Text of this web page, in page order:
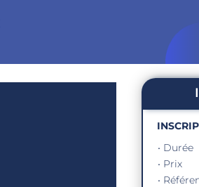
• Durée
• Prix
•